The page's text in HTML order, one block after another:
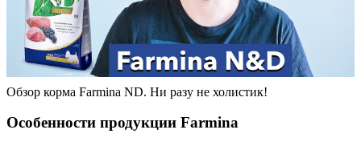
Обзор корма Farmina ND. Ни разу не холистик!
Особенности продукции Farmina